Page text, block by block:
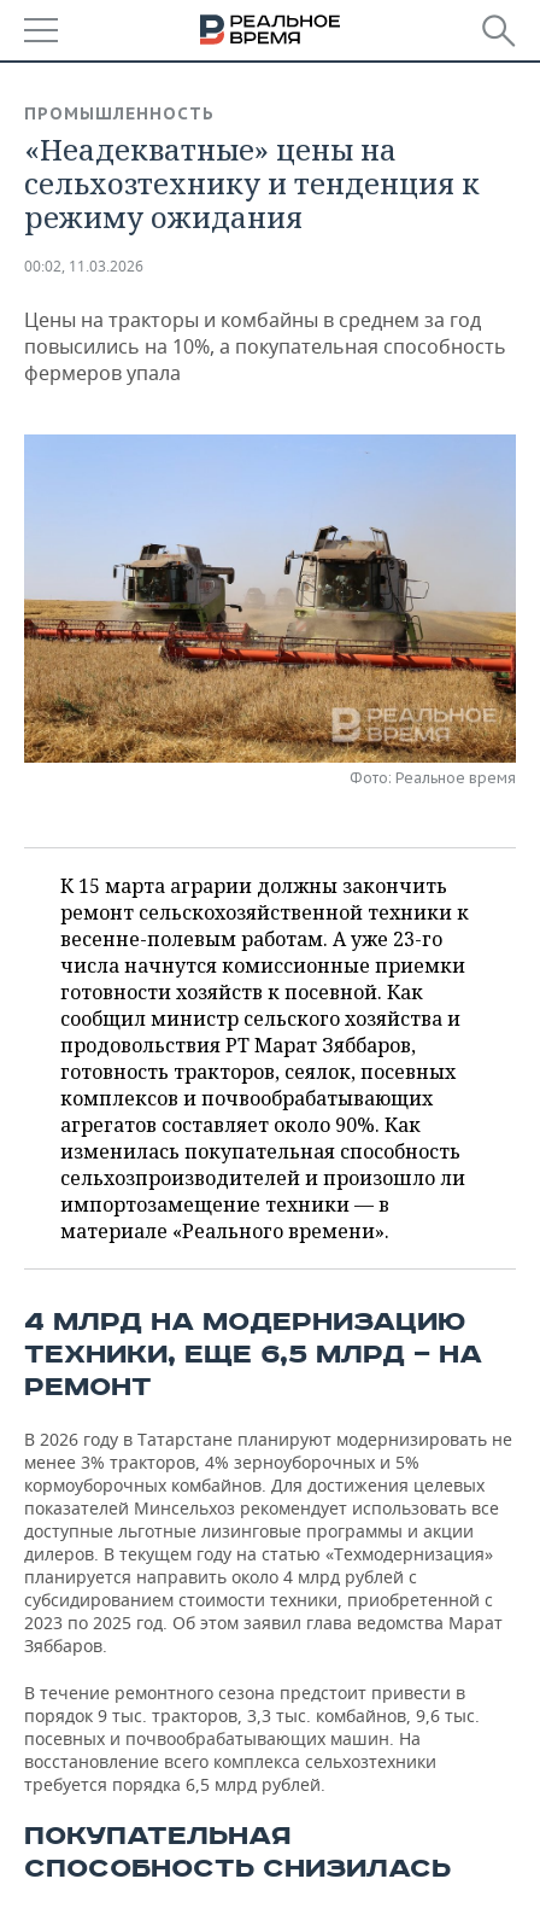
БАШКОРТОСТАН
ТАТАРСТАН
НОВОСТИ
АНАЛИТИКА
ДЕКЛАРАЦИИ О ДОХОДАХ
КОРОЛИ ГОСЗАКАЗА ПФО
НОВОСТИ ЭКОНОМИКИ
ФИНАНСЫ
ПРОМЫШЛЕННОСТЬ
НОВОСТИ
ПРОМЫШЛЕННОСТИ
АГРОПРОМ
НЕФТЕХИМИЯ
НЕФТЬ
ОПК
ЭНЕРГЕТИКА
НЕДВИЖИМОСТЬ
РОЗНИЧНАЯ ТОРГОВЛЯ
ТРАНСПОРТ
УСЛУГИ
НОВОСТИ ТЕХНОЛОГИЙ
IT
МЕДИА
ТЕЛЕКОММУНИКАЦИИ
МЕРОПРИЯТИЯ
НОВОСТИ МЕРОПРИЯТИЙ
ВЫЕЗДНАЯ РЕДАКЦИЯ
БИЗНЕС-БРАНЧИ
СПОРТ
НОВОСТИ СПОРТА
ФУТБОЛ
ВОЛЕЙБОЛ
КИБЕРСПОРТ
ФИГУРНОЕ КАТАНИЕ
ВОДНЫЕ ВИДЫ СПОРТА
ХОККЕЙ С МЯЧОМ
ОБЩЕСТВО
НОВОСТИ ОБЩЕСТВА
ИСТОРИЯ
КУЛЬТУРА
МЕДИЦИНА
ОБРАЗОВАНИЕ
ПРОИСШЕСТВИЯ
ФОТОГАЛЕРЕЯ
СПИСОК ПЕРСОН
СПИСОК КОМПАНИЙ
ПОЛНАЯ ВЕРСИЯ
ПРОМЫШЛЕННОСТЬ
«Неадекватные» цены на
сельхозтехнику и тенденция к
режиму ожидания
00:02, 11.03.2026
Цены на тракторы и комбайны в среднем за год
повысились на 10%, а покупательная способность
фермеров упала
Фото: Реальное время
К 15 марта аграрии должны закончить
ремонт сельскохозяйственной техники к
весенне-полевым работам. А уже 23-го
числа начнутся комиссионные приемки
готовности хозяйств к посевной. Как
сообщил министр сельского хозяйства и
продовольствия РТ Марат Зяббаров,
готовность тракторов, сеялок, посевных
комплексов и почвообрабатывающих
агрегатов составляет около 90%. Как
изменилась покупательная способность
сельхозпроизводителей и произошло ли
импортозамещение техники — в
материале «Реального времени».
4 МЛРД НА МОДЕРНИЗАЦИЮ
ТЕХНИКИ, ЕЩЕ 6,5 МЛРД — НА
РЕМОНТ
В 2026 году в Татарстане планируют модернизировать не
менее 3% тракторов, 4% зерноуборочных и 5%
кормоуборочных комбайнов. Для достижения целевых
показателей Минсельхоз рекомендует использовать все
доступные льготные лизинговые программы и акции
дилеров. В текущем году на статью «Техмодернизация»
планируется направить около 4 млрд рублей с
субсидированием стоимости техники, приобретенной с
2023 по 2025 год. Об этом заявил глава ведомства Марат
Зяббаров.
В течение ремонтного сезона предстоит привести в
порядок 9 тыс. тракторов, 3,3 тыс. комбайнов, 9,6 тыс.
посевных и почвообрабатывающих машин. На
восстановление всего комплекса сельхозтехники
требуется порядка 6,5 млрд рублей.
ПОКУПАТЕЛЬНАЯ
СПОСОБНОСТЬ СНИЗИЛАСЬ